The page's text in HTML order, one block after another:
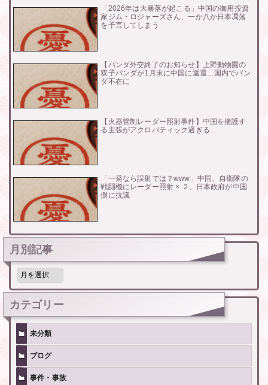
「2026年は大暴落が起こる」中国の御用投資
家ジム・ロジャーズさん、一か八か日本凋落
を予言してしまう
【パンダ外交終了のお知らせ】上野動物園の
双子パンダが1月末に中国に返還…国内でパン
ダ不在に
【火器管制レーダー照射事件】中国を擁護す
る主張がアクロバティック過ぎる…
「一発なら誤射では？www」中国、自衛隊の
戦闘機にレーダー照射 × ２、日本政府が中国
側に抗議
月別記事
月
記
事
カテゴリー
未分類
ブログ
事件・事故